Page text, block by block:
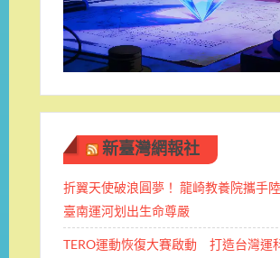
新臺灣網報社
折翼天使破浪圓夢！ 龍崎教養院攜手
臺南運河划出生命尊嚴
TERO運動恢復大賽啟動 打造台灣運